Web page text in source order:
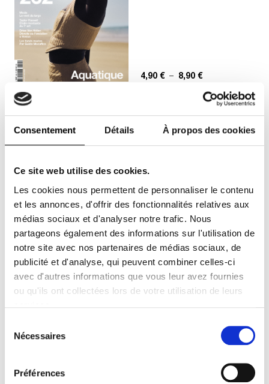
Consentement Détails À propos des cookies
Ce site web utilise des cookies.
Les cookies nous permettent de personnaliser le contenu
et les annonces, d'offrir des fonctionnalités relatives aux
médias sociaux et d'analyser notre trafic. Nous
partageons également des informations sur l'utilisation de
notre site avec nos partenaires de médias sociaux, de
publicité et d'analyse, qui peuvent combiner celles-ci
avec d'autres informations que vous leur avez fournies
ou qu'ils ont collectées lors de votre utilisation de leurs
consentement
Nécessaires
Préférences
4,90 € – 8,90 €Plage de prix :
Art 18
5,90 € – 9,90 €Plage de prix :
Numéro
HOMME